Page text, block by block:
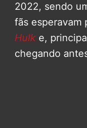
2022, sendo
fãs esperavam
Hulk e,
chegando